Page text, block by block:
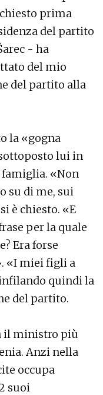
prima
del partito
- ha
del mio
del partito alla
la «gogna
lui in
famiglia. «Non
su di me, sui
è chiesto. «E
per la quale
Era forse
«I miei figli a
quindi la
del partito.
il ministro più
Anzi nella
occupa
suoi